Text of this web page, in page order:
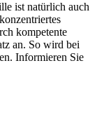
ist natürlich auch
kompetente
an. So wird bei
Informieren Sie